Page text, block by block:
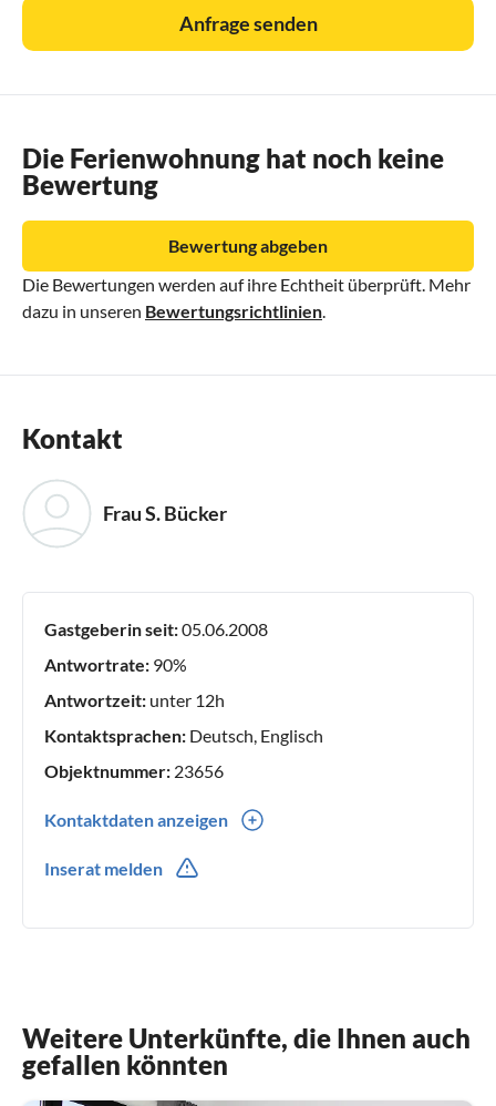
Anfrage senden
Die Ferienwohnung hat noch keine
Bewertung
Die Bewertungen werden auf ihre Echtheit überprüft. Mehr
dazu in unseren Bewertungsrichtlinien
Bewertung abgeben
Kontakt
Frau S. Bücker
Gastgeberin seit:05.06.2008
Antwortrate: 90%
Antwortzeit: unter 12h
Kontaktsprachen: Deutsch, Englisch
Objektnummer: 23656
Kontaktdaten anzeigen
Inserat melden
Weitere Unterkünfte, die Ihnen auch
gefallen könnten